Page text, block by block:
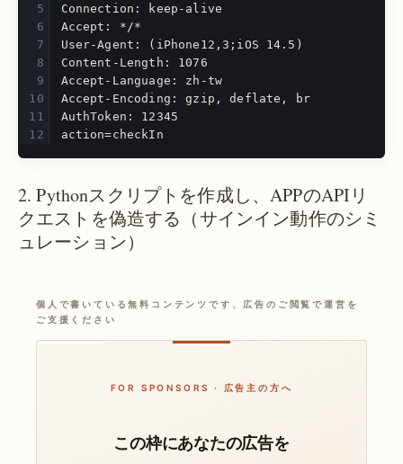
Connection: keep-alive
Accept: */*
User-Agent: (iPhone12,3;iOS 14.5)
Content-Length: 1076
Accept-Language: zh-tw
Accept-Encoding: gzip, deflate, br
AuthToken: 12345
action=checkIn
2. Pythonスクリプトを作成し、APPのAPIリ
クエストを偽造する（サインイン動作のシミ
ュレーション）
個人で書いている無料コンテンツです、広告のご閲覧で運営を
ご支援ください
FOR SPONSORS · 広告主の方へ
この枠にあなたの広告を